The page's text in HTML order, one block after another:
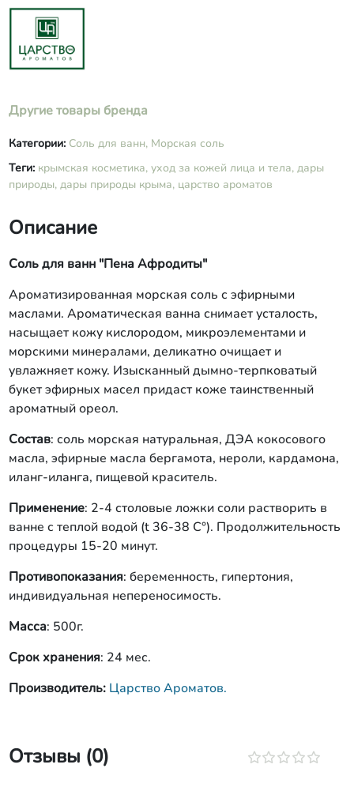
Другие товары бренда
Категории: Соль для ванн, Морская соль
Теги: крымская косметика, уход за кожей лица и тела, дары
природы, дары природы крыма, царство ароматов
Описание
Соль для ванн "Пена Афродиты"
Ароматизированная морская соль с эфирными
маслами. Ароматическая ванна снимает усталость,
насыщает кожу кислородом, микроэлементами и
морскими минералами, деликатно очищает и
увлажняет кожу. Изысканный дымно-терпковатый
букет эфирных масел придаст коже таинственный
ароматный ореол.
Состав: соль морская натуральная, ДЭА кокосового
масла, эфирные масла бергамота, нероли, кардамона,
иланг-иланга, пищевой краситель.
Применение: 2-4 столовые ложки соли растворить в
ванне с теплой водой (t 36-38 C°). Продолжительность
процедуры 15-20 минут.
Противопоказания: беременность, гипертония,
индивидуальная непереносимость.
Масса: 500г.
Срок хранения: 24 мес.
Производитель: Царство Ароматов.
Отзывы (0)